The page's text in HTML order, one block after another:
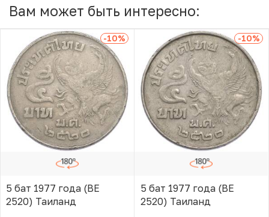
Вам может быть интересно:
-10%
5 бат 1977 года (BE
2520) Таиланд
-10%
5 бат 1977 года (BE
2520) Таиланд